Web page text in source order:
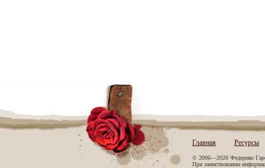
Главная Ресурсы
© 2006—2026 Федерико
При заимствовании